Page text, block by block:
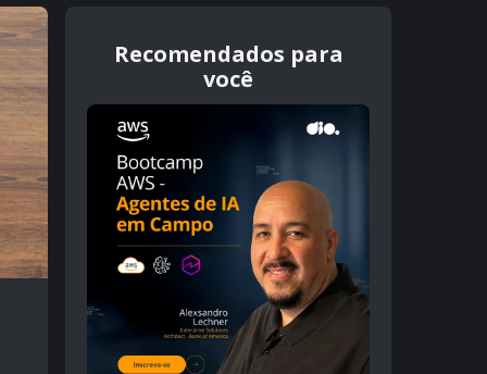
Recomendados para
você